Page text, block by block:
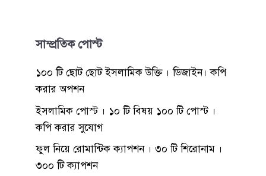
সাম্প্রতিক পোস্ট
১০০ টি ছোট ছোট ইসলামিক উক্তি । ডিজাইন। কপি
করার অপশন
ইসলামিক পোস্ট । ১০ টি বিষয় ১০০ টি পোস্ট ।
কপি করার সুযোগ
ফুল নিয়ে রোমান্টিক ক্যাপশন । ৩০ টি শিরোনাম ।
৩০০ টি ক্যাপশন